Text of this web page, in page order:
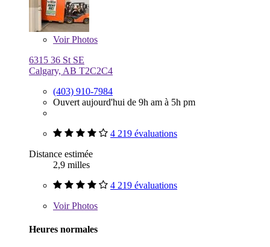
VoirPhotos
6315 36 St SE
Calgary, AB T2C2C4
(403) 910-7984
Ouvert aujourd'hui de 9h am à 5h pm
4 219 évaluations
Distance estimée
2,9 milles
4 219 évaluations
VoirPhotos
Heures normales